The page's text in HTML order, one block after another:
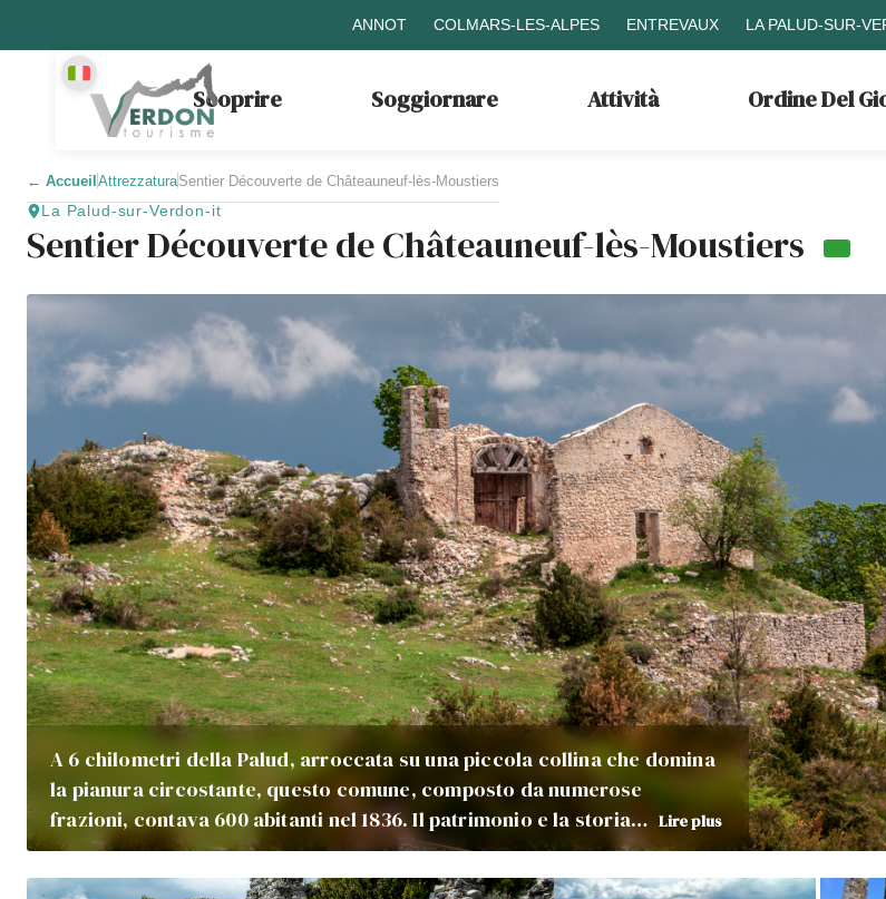
ANNOT COLMARS-LES-ALPES ENTREVAUX LA PALUD-SUR-
Scoprire Soggiornare Attività Ordine Del
← AccueilAttrezzaturaSentier Découverte de Châteauneuf-lès-Moustiers
La Palud-sur-Verdon-it
Sentier Découverte de Châteauneuf-lès-Moustiers
A 6 chilometri della Palud, arroccata su una piccola collina che domina
la pianura circostante, questo comune, composto da numerose
frazioni, contava 600 abitanti nel 1836. Il patrimonio e la storia… Lire plus